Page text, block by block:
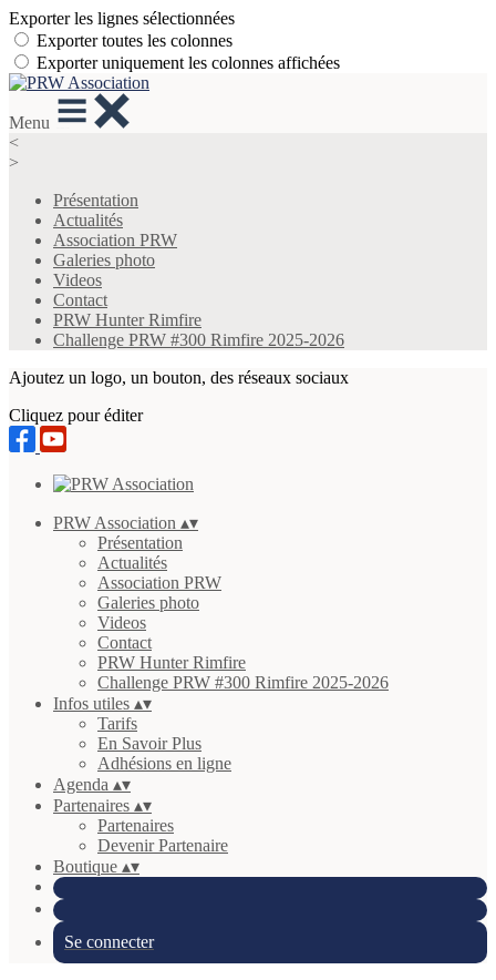
Exporter les lignes sélectionnées
Exporter toutes les colonnes
Exporter uniquement les colonnes affichées
Menu
<
>
Présentation
Actualités
Association PRW
Galeries photo
Videos
Contact
PRW Hunter Rimfire
Challenge PRW #300 Rimfire 2025-2026
Ajoutez un logo, un bouton, des réseaux sociaux
Cliquez pour éditer
PRW Association ▴▾
Présentation
Actualités
Association PRW
Galeries photo
Videos
Contact
PRW Hunter Rimfire
Challenge PRW #300 Rimfire 2025-2026
Infos utiles ▴▾
Tarifs
En Savoir Plus
Adhésions en ligne
Agenda ▴▾
Partenaires ▴▾
Partenaires
Devenir Partenaire
Boutique ▴▾
Se connecter